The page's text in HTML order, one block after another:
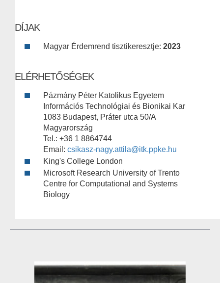
DÍJAK
Magyar Érdemrend tisztikeresztje: 2023
ELÉRHETŐSÉGEK
Pázmány Péter Katolikus Egyetem
Információs Technológiai és Bionikai Kar
1083 Budapest, Práter utca 50/A
Magyarország
Tel.: +36 1 8864744
Email: csikasz-nagy.attila@itk.ppke.hu
King's College London
Microsoft Research University of Trento
Centre for Computational and Systems
Biology